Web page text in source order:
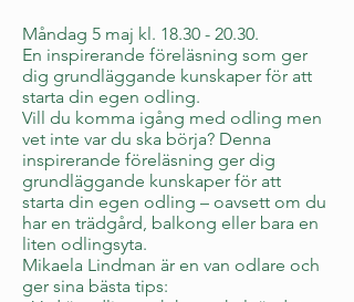
Måndag 5 maj kl. 18.30 - 20.30.
En inspirerande föreläsning som ger
dig grundläggande kunskaper för att
starta din egen odling.
Vill du komma igång med odling men
vet inte var du ska börja? Denna
inspirerande föreläsning ger dig
grundläggande kunskaper för att
starta din egen odling – oavsett om du
har en trädgård, balkong eller bara en
liten odlingsyta.
Mikaela Lindman är en van odlare och
ger sina bästa tips: